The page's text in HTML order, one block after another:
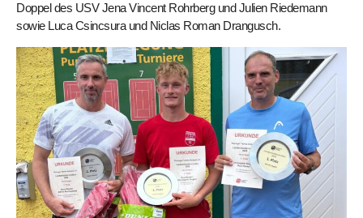
Doppel des USV Jena Vincent Rohrberg und Julien Riedemann
sowie Luca Csincsura und Niclas Roman Drangusch.